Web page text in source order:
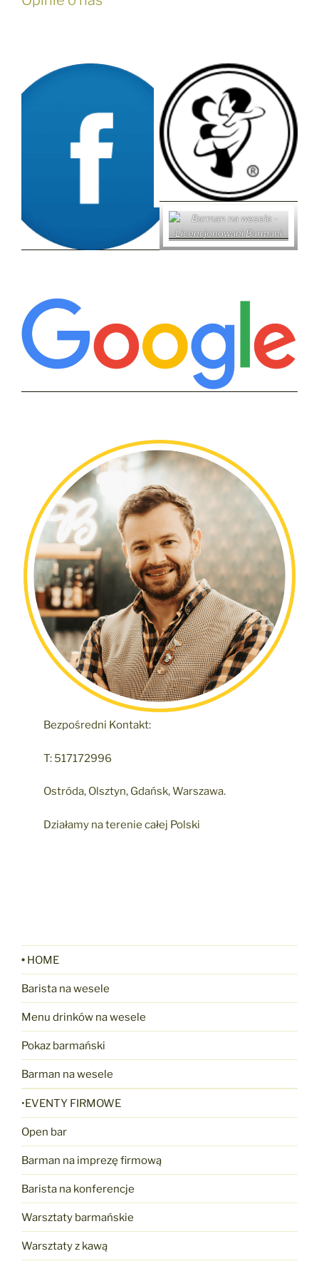
Bezpośredni Kontakt:
T: 517172996
Ostróda, Olsztyn, Gdańsk, Warszawa.
Działamy na terenie całej Polski
• HOME
Barista na wesele
Menu drinków na wesele
Pokaz barmański
Barman na wesele
•EVENTY FIRMOWE
Open bar
Barman na imprezę firmową
Barista na konferencje
Warsztaty barmańskie
Warsztaty z kawą